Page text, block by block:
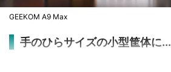
GEEKOM A9 Max
手のひらサイズの小型筐体に...